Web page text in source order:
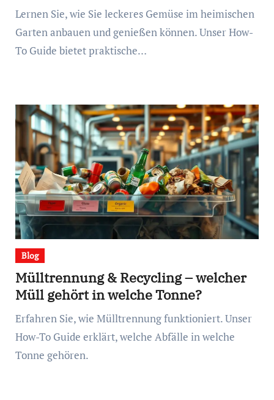
Lernen Sie, wie Sie leckeres Gemüse im heimischen
Garten anbauen und genießen können. Unser How-
To Guide bietet praktische…
Blog
Mülltrennung & Recycling – welcher
Müll gehört in welche Tonne?
Erfahren Sie, wie Mülltrennung funktioniert. Unser
How-To Guide erklärt, welche Abfälle in welche
Tonne gehören.